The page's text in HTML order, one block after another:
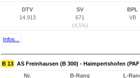
DTV
14.913
SV
671
(4,5%)
BPL
VB
Infos...
B 13 AS Freinhausen (B 300) - Haimpertshofen (PAF
Nr.
B-Rang
L-